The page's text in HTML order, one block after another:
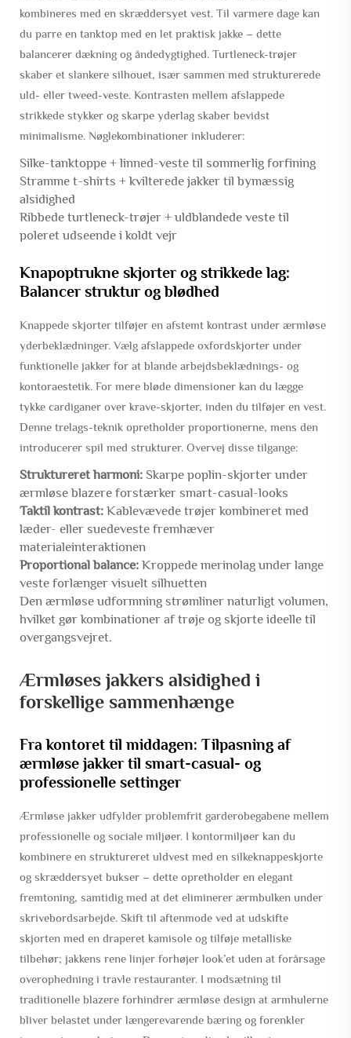
kombineres med en skræddersyet vest. Til varmere dage kan
du parre en tanktop med en let praktisk jakke – dette
balancerer dækning og åndedygtighed. Turtleneck-trøjer
skaber et slankere silhouet, især sammen med strukturerede
uld- eller tweed-veste. Kontrasten mellem afslappede
strikkede stykker og skarpe yderlag skaber bevidst
minimalisme. Nøglekombinationer inkluderer:
Silke-tanktoppe + linned-veste til sommerlig forfining
Stramme t-shirts + kvilterede jakker til bymæssig
alsidighed
Ribbede turtleneck-trøjer + uldblandede veste til
poleret udseende i koldt vejr
Knapoptrukne skjorter og strikkede lag:
Balancer struktur og blødhed
Knappede skjorter tilføjer en afstemt kontrast under ærmløse
yderbeklædninger. Vælg afslappede oxfordskjorter under
funktionelle jakker for at blande arbejdsbeklædnings- og
kontoraestetik. For mere bløde dimensioner kan du lægge
tykke cardiganer over krave-skjorter, inden du tilføjer en vest.
Denne trelags-teknik opretholder proportionerne, mens den
introducerer spil med strukturer. Overvej disse tilgange:
Struktureret harmoni: Skarpe poplin-skjorter under
ærmløse blazere forstærker smart-casual-looks
Taktil kontrast: Kablevævede trøjer kombineret med
læder- eller suedeveste fremhæver
materialeinteraktionen
Proportional balance: Kroppede merinolag under lange
veste forlænger visuelt silhuetten
Den ærmløse udformning strømliner naturligt volumen,
hvilket gør kombinationer af trøje og skjorte ideelle til
overgangsvejret.
Ærmløses jakkers alsidighed i
forskellige sammenhænge
Fra kontoret til middagen: Tilpasning af
ærmløse jakker til smart-casual- og
professionelle settinger
Ærmløse jakker udfylder problemfrit garderobegabene mellem
professionelle og sociale miljøer. I kontormiljøer kan du
kombinere en struktureret uldvest med en silkeknappeskjorte
og skræddersyet bukser – dette opretholder en elegant
fremtoning, samtidig med at det eliminerer ærmbulken under
skrivebordsarbejde. Skift til aftenmode ved at udskifte
skjorten med en draperet kamisole og tilføje metalliske
tilbehør; jakkens rene linjer forhøjer look’et uden at forårsage
overophedning i travle restauranter. I modsætning til
traditionelle blazere forhindrer ærmløse design at armhulerne
bliver belastet under længerevarende bæring og forenkler